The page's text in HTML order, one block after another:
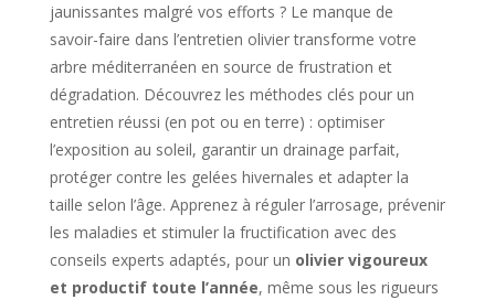
jaunissantes malgré vos efforts ? Le manque de
savoir-faire dans l’entretien olivier transforme votre
arbre méditerranéen en source de frustration et
dégradation. Découvrez les méthodes clés pour un
entretien réussi (en pot ou en terre) : optimiser
l’exposition au soleil, garantir un drainage parfait,
protéger contre les gelées hivernales et adapter la
taille selon l’âge. Apprenez à réguler l’arrosage, prévenir
les maladies et stimuler la fructification avec des
conseils experts adaptés, pour un olivier vigoureux
et productif toute l’année, même sous les rigueurs